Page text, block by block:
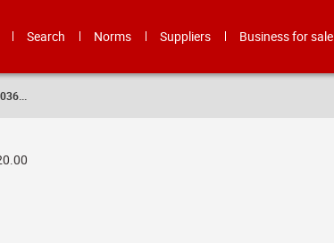
Search Norms Suppliers Business for sale